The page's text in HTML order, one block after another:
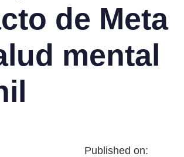
de Meta
mental
Published on: